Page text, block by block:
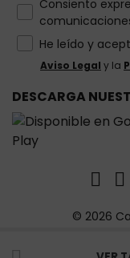
Consiento
He leído y
Aviso Legal y la
DESCARGA
© 2026